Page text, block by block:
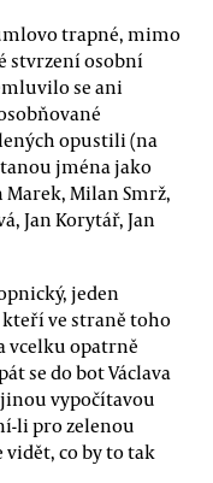
trapné, mimo
stvrzení osobní
se ani
opustili (na
jména jako
Marek, Milan Smrž,
Jan Korytář, Jan
jeden
ve straně toho
vcelku opatrně
se do bot Václava
jinou vypočítavou
li pro zelenou
co by to tak